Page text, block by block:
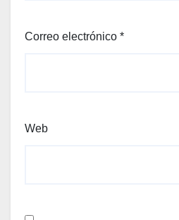
Correo electrónico *
Web